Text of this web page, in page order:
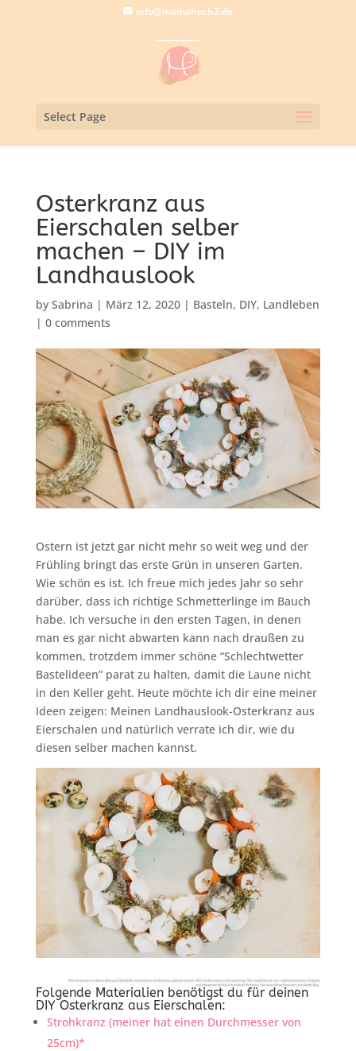
info@mamahoch2.de
Select Page
Osterkranz aus
Eierschalen selber
machen – DIY im
Landhauslook
by Sabrina | März 12, 2020| Basteln, DIY, Landleben
| 0 comments
Ostern ist jetzt gar nicht mehr so weit weg und der
Frühling bringt das erste Grün in unseren Garten.
Wie schön es ist. Ich freue mich jedes Jahr so sehr
darüber, dass ich richtige Schmetterlinge im Bauch
habe. Ich versuche in den ersten Tagen, in denen
man es gar nicht abwarten kann nach draußen zu
kommen, trotzdem immer schöne “Schlechtwetter
Bastelideen” parat zu halten, damit die Laune nicht
in den Keller geht. Heute möchte ich dir eine meiner
Ideen zeigen: Meinen Landhauslook-Osterkranz aus
Eierschalen und natürlich verrate ich dir, wie du
diesen selber machen kannst.
Folgende Materialien benötigst du für deinen
DIY Osterkranz aus Eierschalen:
Strohkranz (meiner hat einen Durchmesser von
25cm)*